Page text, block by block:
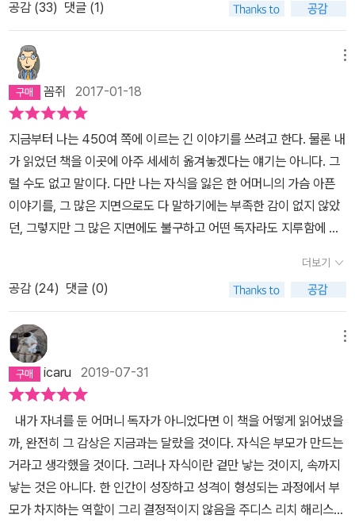
모든 사람들에게 괴물이 된다. 수 클리볼드는 자신의 일에서 최선을
다하고 이웃들과 사이가 좋고 가족들을 사랑하며 사는 사람이었지만,
그 사건 후에는, '수 클리볼드' 대신 '살인자의 엄마'가 된다. 어딘가에
서 누구를 만나도 나라는 정체성이 '살인자의 엄마'가 될 수밖에 없는
삶을, 그 사건 이후로 수 클리볼드는 살아가게 된다.그녀는 그 사건이
있은 후로 16년간 끊임없이 그 사건에 대해 생각한다. 처음 그녀에게
닥쳐온 건 아들을 잃은 슬픔이었다. 이제 다시는 아들을 볼 수 없다는
사실 때문에 가슴 아파하며, 어릴 적에 아이가 어땠었는지를 떠올리
고, 그 아이와 미래를 함께 할 수 없다는 슬픔에 휩싸인다. 시간이 조
금씩 흐르고, 아들로 인한 희생자를 인식하면서부터는, 죄책감과 한
없는 미안함이 그녀를 감싸고, 자신이 알고 있는 딜런과 세상이 알고
고 착한 아이인데? 이런 혼란속에 그녀는 딜런이 약에 중독됐거나,
렀을 거라고 생각한다. 그러나 죽기 직전 딜런이 남긴 영상속 딜런은,
수 클리볼드가 알던 그 아들과 아주 달랐다. 그제서야 그녀는 자신의
아들이 우울과 분노에 휩싸였으며, 자신의 의지로 그런 살인을 저질
렀다는 걸 받아들인다. 당연히 그녀는 '어떻게 부모가 되어서 아들이
그런 것도 눈치채지 못했냐'는 비난에 수도없이 맞닥뜨린다. 그녀가
가장 많이 자신에게 질문하는 것도 그것이다. 내가 왜 몰랐지? 어디
서 무엇을 놓쳤지? 그녀는 끊임없이 자신에게 질문하고 그 혼란스러
운 감정을 일기로 남긴다. 아들이 남긴 일기를 읽고, 과거의 자신의 일
기를 읽으면서 '혹시 이게 그 싸인이었나'를 곰곰 돌이켜보고, 희생자
내가 했던 대화들, 내가 가졌던 감정들, 내가 반응했던 것들 그것을 안
타깝게 돌이켜본다. 보게했다.그리고 그녀가 '나는 가해자의 엄마입
니다'라고 써던 것을 안고 한 번 더 위로해주고 싶다.
에 사회적으로 큰 충격을 불러일으켰고 그 때문에 온갖 추측과 가쉽
이 난무했던 것으로 기억한다. 그 때 나름 아이러니 하다고 느꼈던 것
은, 피살당한 아이들과 마찬가지로 가해자 측도 평범한 중산층 집안
의 부모가 온전히 존재하는 보통 사람들의 아들들이었다는 점이었다.
그렇기에 그로부터 17년이란 자기복기 시간이 지나서 그 '가해자' 중
한 명의 엄마가 쓴 수기가 자기변명이 아닌 고통에 대한 그리고 혹시
무엇인가 놓친 것이 있었나 하는 자기반성의 글이란 내용의 리뷰를
읽고 이 책을 주문한 뒤 나름 그 내용에 기대했었던 것도 사실이다.하
지만 정작 책을 읽으며 뒤로 갈수록 불편함을 느꼈던 것은.. 저자가
'이렇게 아이를 사랑했고 저렇게 최선을 다 했으며 항상 그런 순간에
는 바로 이렇게 대응을 했었다'고 한 부분들 때문이었다. 몇십 페이지
에 걸쳐서 계속 나오는 그 내용들을 접하며 느낀 점은, 사실 이들에게
서 굉장히 자녀에게 집착하고 아이의 행동을 하나하나 다 참견하며
섭과 집착을 애정이란 이름으로 잘 포장하고 들이밀었기 때문에, 아
직 어린 아이들 입장에서는 그러한 '관심'을 거부하거나 부정하는데
큰 두려움과 자기가 나쁜 사람이 되는 것이 아닐까 하는 걱정을 안 할
수 없었을 것이다. 큰 아들도 있는데 그 아이는 성격이 외향적이라
그럴수록 오히려 겉으로 반항하며 은연 중에 부모에게 경고함으로써
잘 비켜갔던 것 같다. 하지만 이 사건의 당사자가 된 둘째의 경우 매
우 내향적이고 자기중심적 사고를 하는 성향의 아이였기에 그런 과도
한 관심과 간섭, 집착이 오히려 아이에게 큰 부담으로 작용했으리라
짐작이 되었다. 각 아이의 타고난 기질과 서로 '다름'에 대한 관찰과
공감 (33) 댓글 (1)
꼼쥐 2017-01-18
지금부터 나는 450여 쪽에 이르는 긴 이야기를 쓰려고 한다. 물론 내
가 읽었던 책을 이곳에 아주 세세히 옮겨놓겠다는 얘기는 아니다. 그
럴 수도 없고 말이다. 다만 나는 자식을 잃은 한 어머니의 가슴 아픈
이야기를, 그 많은 지면으로도 다 말하기에는 부족한 감이 없지 않았
던, 그렇지만 그 많은 지면에도 불구하고 어떤 독자라도 지루함에 몸
책에 대한 이야기를, 그리고 그 책을 읽었던 나의 소회를 천천히 써보
려 하는 것이다. 저자인 수 클리볼드에 대해 먼저 말하는 게 순서일 듯
싶다. 그녀의 아들은 1999년 4월 콜럼바인고등학교에서 있었던 끔
찍한 사건의 주모자 중 한 명이었다. 그녀의 아들 딜런 클리볼드와 그
의 친구 에릭은 고등학교 졸업반이었고, 프롬(고교 졸업과 성년이 되
는 것을 축하하는 파티)이 있은 지 며칠 후 별 다른 이유도 없이 학교
에서 총기를 난사해 같은 학교 학생과 교사 13명을 살해하고 24명에
게 부상을 입힌 후 자살했다. '딜런의 우울과 자살 충동을 알고 받아들
이고 나서도 한참 동안 나는 딜런의 폭력을 받아들이는 데에는 여전
히 어려움을 겪었다. 지하실 테이프에서 분노를 터뜨리던 사람은 내
가 모르는 사람이었다. 내 아들 몸 안에 낯선 사람이 깃든 것 같았다.
내 집에서 기르고, 내가 내 가치관을 심어주었다고 생각한 아이, '부탁
더보기
공감 (24) 댓글 (0)
icaru 2019-07-31
내가 자녀를 둔 어머니 독자가 아니었다면 이 책을 어떻게 읽어냈을
까, 완전히 그 감상은 지금과는 달랐을 것이다. 자식은 부모가 만드는
거라고 생각했을 것이다. 그러나 자식이란 겉만 낳는 것이지, 속까지
낳는 것은 아니다. 한 인간이 성장하고 성격이 형성되는 과정에서 부
모가 차지하는 역할이 그리 결정적이지 않음을 주디스 리치 해리스에